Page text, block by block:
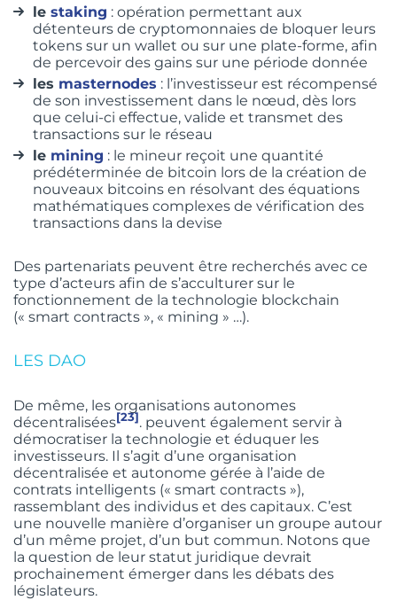
le staking : opération permettant aux
détenteurs de cryptomonnaies de bloquer leurs
tokens sur un wallet ou sur une plate-forme, afin
de percevoir des gains sur une période donnée
les masternodes : l’investisseur est récompensé
de son investissement dans le nœud, dès lors
que celui-ci effectue, valide et transmet des
transactions sur le réseau
le mining : le mineur reçoit une quantité
prédéterminée de bitcoin lors de la création de
nouveaux bitcoins en résolvant des équations
mathématiques complexes de vérification des
transactions dans la devise
Des partenariats peuvent être recherchés avec ce
type d’acteurs afin de s’acculturer sur le
fonctionnement de la technologie blockchain
(« smart contracts », « mining » …).
LES DAO
De même, les organisations autonomes
décentralisées[23]. peuvent également servir à
démocratiser la technologie et éduquer les
investisseurs. Il s’agit d’une organisation
décentralisée et autonome gérée à l’aide de
contrats intelligents (« smart contracts »),
rassemblant des individus et des capitaux. C’est
une nouvelle manière d’organiser un groupe autour
d’un même projet, d’un but commun. Notons que
la question de leur statut juridique devrait
prochainement émerger dans les débats des
législateurs.